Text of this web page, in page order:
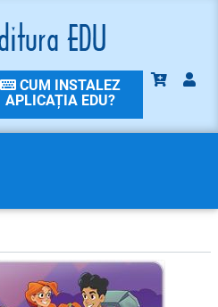
CUM INSTALEZ
APLICAȚIA EDU?